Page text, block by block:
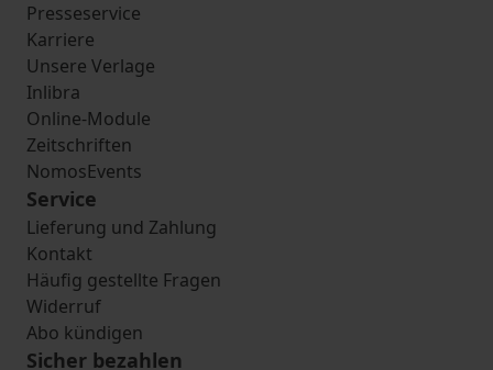
Presseservice
Karriere
Unsere Verlage
Inlibra
Online-Module
Zeitschriften
NomosEvents
Service
Lieferung und Zahlung
Kontakt
Häufig gestellte Fragen
Widerruf
Abo kündigen
Sicher bezahlen